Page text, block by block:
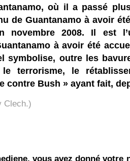
où il a passé
de Guantanamo à avoir
novembre 2008. Il est
à avoir été
symbolise, outre les
terrorisme, le
contre Bush » ayant fait,
Clech.)
vous avez donné votre